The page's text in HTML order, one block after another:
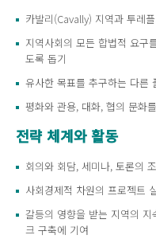
카발리(Cavally) 지역과 투레
지역사회의 모든 합법적 요구
도록 돕기
유사한 목표를 추구하는 다른
평화와 관용, 대화, 협의 문화
전략 체계와 활동
회의와 회담, 세미나, 토론의
사회경제적 차원의 프로젝트
갈등의 영향을 받는 지역의
크 구축에 기여